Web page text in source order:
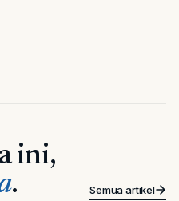
ini,
. Semua artikel